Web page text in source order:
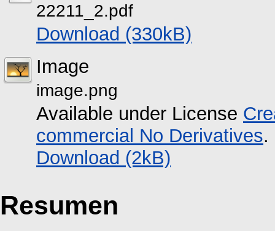
22211_2.pdf
Download (330kB)
Image
image.png
Available under License
commercial No Derivatives.
Download (2kB)
Resumen